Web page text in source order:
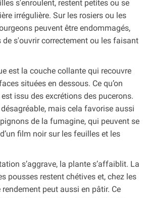
s'enroulent, restent petites ou se
irrégulière. Sur les rosiers ou les
peuvent être endommagés,
de s'ouvrir correctement ou les faisant
est la couche collante qui recouvre
situées en dessous. Ce qu’on
issu des excrétions des pucerons.
désagréable, mais cela favorise aussi
de la fumagine, qui peuvent se
film noir sur les feuilles et les
s’aggrave, la plante s’affaiblit. La
pousses restent chétives et, chez les
peut aussi en pâtir. Ce